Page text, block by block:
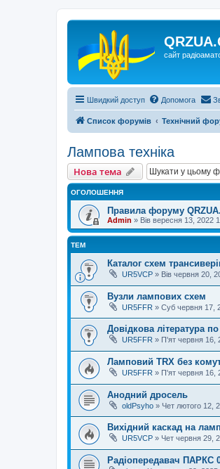
сайт
Швидкий доступ Допомога
Список форумів Технічний
Лампова техніка
Нова тема
ОГОЛОШЕННЯ
Правила форуму
Admin » Вів вересня 13, 2022
ТЕМ
Каталог схем
UR5VCP » Вів червня 20,
Вузли лампових схем
UR5FFR » Суб червня 17,
Довідкова література
UR5FFR » П'ят червня 16,
Ламповий TRX без
UR5FFR » П'ят червня 16,
Анодний дросель
oldPsyho » Чет лютого 12,
Вихідний каскад на
UR5VCP » Чет червня 29,
Радіопередавач ПАРКС